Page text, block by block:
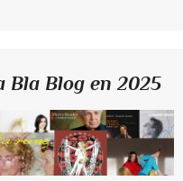
Bla Blog en 2025